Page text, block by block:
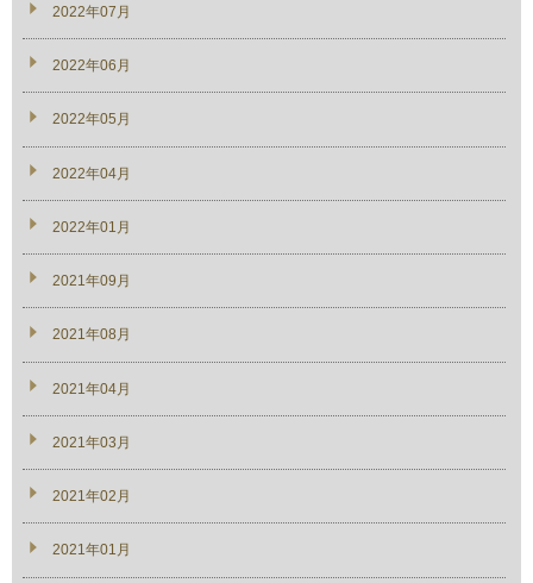
2022年07月
2022年06月
2022年05月
2022年04月
2022年01月
2021年09月
2021年08月
2021年04月
2021年03月
2021年02月
2021年01月